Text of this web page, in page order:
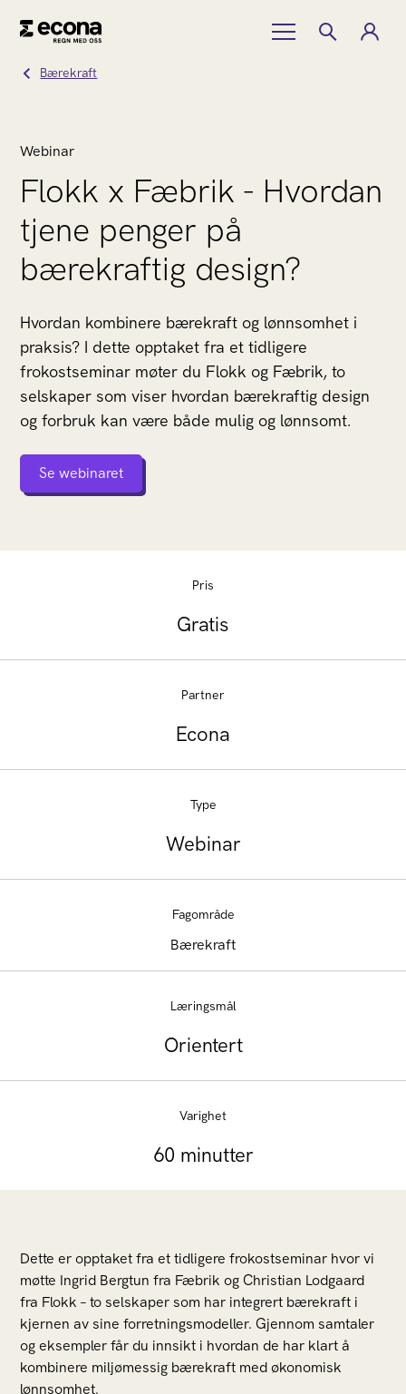
Bærekraft
Webinar
Flokk x Fæbrik - Hvordan
tjene penger på
bærekraftig design?
Hvordan kombinere bærekraft og lønnsomhet i
praksis? I dette opptaket fra et tidligere
frokostseminar møter du Flokk og Fæbrik, to
selskaper som viser hvordan bærekraftig design
og forbruk kan være både mulig og lønnsomt.
Se webinaret
Pris
Gratis
Partner
Econa
Type
Webinar
Fagområde
Bærekraft
Læringsmål
Orientert
Varighet
60 minutter
Dette er opptaket fra et tidligere frokostseminar hvor vi
møtte Ingrid Bergtun fra Fæbrik og Christian Lodgaard
fra Flokk – to selskaper som har integrert bærekraft i
kjernen av sine forretningsmodeller. Gjennom samtaler
og eksempler får du innsikt i hvordan de har klart å
kombinere miljømessig bærekraft med økonomisk
lønnsomhet.